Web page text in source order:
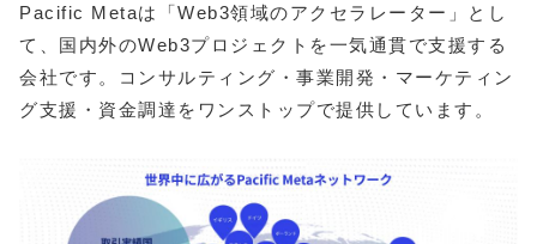
Pacific Metaは「Web3領域のアクセラレーター」とし
て、国内外のWeb3プロジェクトを一気通貫で支援する
会社です。コンサルティング・事業開発・マーケティン
グ支援・資金調達をワンストップで提供しています。